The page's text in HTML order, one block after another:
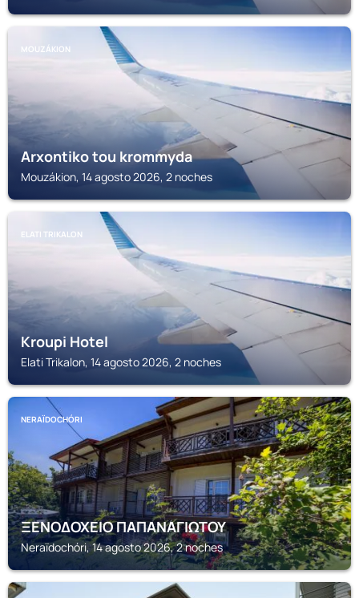
MOUZÁKION
Arxontiko tou krommyda
Mouzákion, 14 agosto 2026, 2 noches
ELATI TRIKALON
Kroupi Hotel
Elati Trikalon, 14 agosto 2026, 2 noches
NERAÏDOCHÓRI
ΞΕΝΟΔΟΧΕΙΟ ΠΑΠΑΝΑΓΙΩΤΟΥ
Neraïdochóri, 14 agosto 2026, 2 noches